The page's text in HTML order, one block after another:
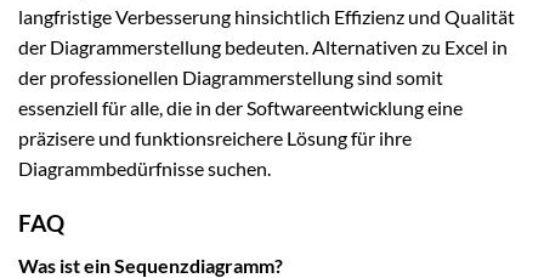
langfristige Verbesserung hinsichtlich Effizienz und Qualität
der Diagrammerstellung bedeuten. Alternativen zu Excel in
der professionellen Diagrammerstellung sind somit
essenziell für alle, die in der Softwareentwicklung eine
präzisere und funktionsreichere Lösung für ihre
Diagrammbedürfnisse suchen.
FAQ
Was ist ein Sequenzdiagramm?